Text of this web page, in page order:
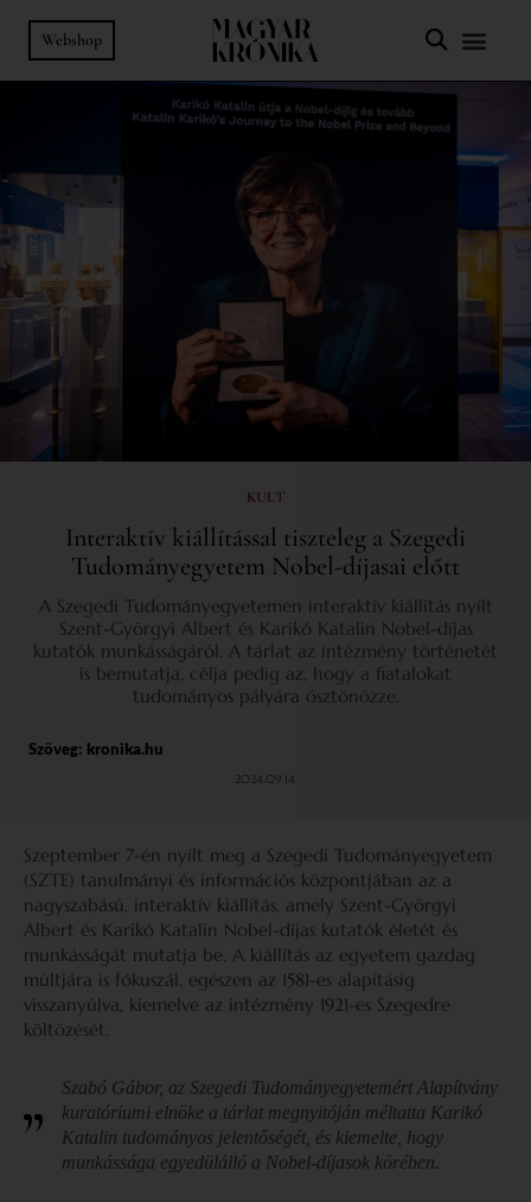
Webshop
KULT
Interaktív kiállítással tiszteleg a Szegedi
Tudományegyetem Nobel-díjasai előtt
A Szegedi Tudományegyetemen interaktív kiállítás nyílt
Szent-Györgyi Albert és Karikó Katalin Nobel-díjas
kutatók munkásságáról. A tárlat az intézmény történetét
is bemutatja, célja pedig az, hogy a fiatalokat
tudományos pályára ösztönözze.
Szöveg: kronika.hu
2024.09.14.
Szeptember 7-én nyílt meg a Szegedi Tudományegyetem
(SZTE) tanulmányi és információs központjában az a
nagyszabású, interaktív kiállítás, amely Szent-Györgyi
Albert és Karikó Katalin Nobel-díjas kutatók életét és
munkásságát mutatja be. A kiállítás az egyetem gazdag
múltjára is fókuszál, egészen az 1581-es alapításig
visszanyúlva, kiemelve az intézmény 1921-es Szegedre
költözését.
Szabó Gábor, az Szegedi Tudományegyetemért Alapítvány
kuratóriumi elnöke a tárlat megnyitóján méltatta Karikó
Katalin tudományos jelentőségét, és kiemelte, hogy
munkássága egyedülálló a Nobel-díjasok körében.